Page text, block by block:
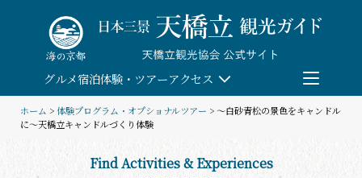
content
グルメ宿泊体験・ツアーアクセス
ホーム >体験プログラム・オプショナルツアー > ～白砂青松の景色をキャンドル
に～天橋立キャンドルづくり体験
Find Activities & Experiences